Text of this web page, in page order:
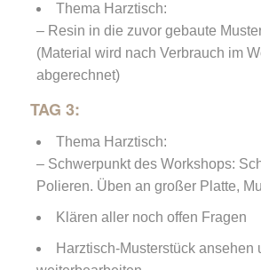
Thema Harztisch:
– Resin in die zuvor gebaute
(Material wird nach Verbrauch im
abgerechnet)
TAG 3:
Thema Harztisch:
– Schwerpunkt des Workshops:
Polieren. Üben an großer Platte,
Klären aller noch offen Fragen
Harztisch-Musterstück ansehen